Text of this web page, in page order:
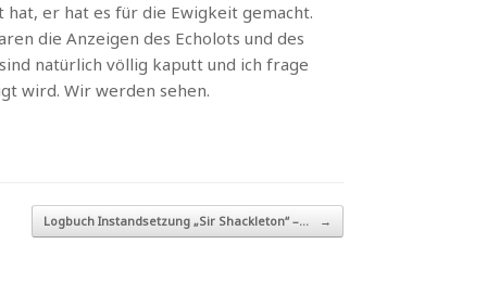
er hat es für die Ewigkeit gemacht.
die Anzeigen des Echolots und des
natürlich völlig kaputt und ich frage
wird. Wir werden sehen.
Logbuch Instandsetzung „Sir Shackleton“ –… →